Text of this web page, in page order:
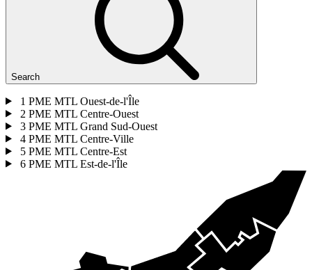
Search
1 PME MTL Ouest-de-l'Île
2 PME MTL Centre-Ouest
3 PME MTL Grand Sud-Ouest
4 PME MTL Centre-Ville
5 PME MTL Centre-Est
6 PME MTL Est-de-l'Île